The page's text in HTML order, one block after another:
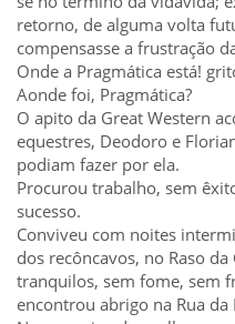
retorno, de alguma volta
compensasse a frustração
Onde a Pragmática está!
Aonde foi, Pragmática?
O apito da Great Western
equestres, Deodoro e
podiam fazer por ela.
Procurou trabalho, sem
sucesso.
Conviveu com noites
dos recôncavos, no Raso
tranquilos, sem fome, sem
encontrou abrigo na Rua da